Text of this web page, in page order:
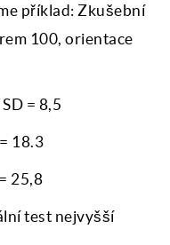
příklad: Zkušební
100, orientace
= 8,5
18.3
25,8
test nejvyšší